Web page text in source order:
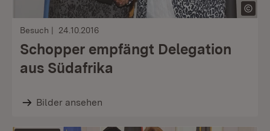
Besuch 24.10.2016
Schopper empfängt Delegation
aus Südafrika
Bilder ansehen